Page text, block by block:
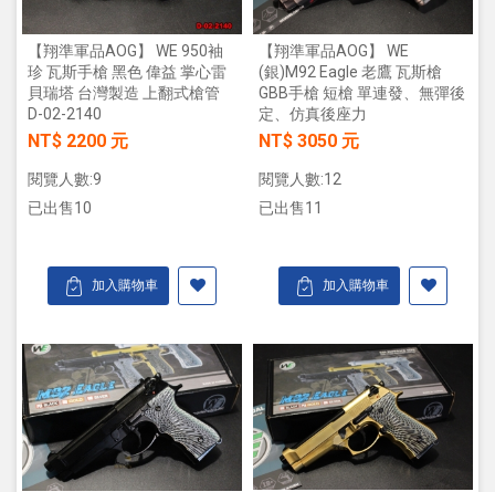
【翔準軍品AOG】 WE 950袖
珍 瓦斯手槍 黑色 偉益 掌心雷
貝瑞塔 台灣製造 上翻式槍管
D-02-2140
NT$ 2200 元
閱覽人數:9
已出售10
加入購物車
【翔準軍品AOG】 WE
(銀)M92 Eagle 老鷹 瓦斯槍
GBB手槍 短槍 單連發、無彈後
定、仿真後座力
NT$ 3050 元
閱覽人數:12
已出售11
加入購物車